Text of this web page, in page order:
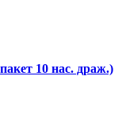
10 нас. драж.)